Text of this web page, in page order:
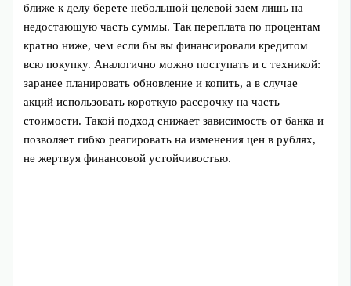
ближе к делу берете небольшой целевой заем лишь на
недостающую часть суммы. Так переплата по процентам
кратно ниже, чем если бы вы финансировали кредитом
всю покупку. Аналогично можно поступать и с техникой:
заранее планировать обновление и копить, а в случае
акций использовать короткую рассрочку на часть
стоимости. Такой подход снижает зависимость от банка и
позволяет гибко реагировать на изменения цен в рублях,
не жертвуя финансовой устойчивостью.